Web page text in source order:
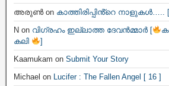
അരുൺon കാത്തിരിപ്പിൻ്റെ
N on വിഗ്രഹം ഇല്ലാത്ത ദേവൻമ്മാർ [
കലി
]
Kaamukam on Submit Your Story
Michael on Lucifer : The Fallen Angel [ 16 ]